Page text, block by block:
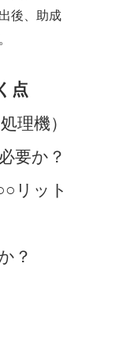
後、助成
点
理機）
要か？
リット
？